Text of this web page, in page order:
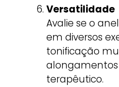
Versatilidade
Avalie se o
em diversos
tonificação
alongamentos
terapêutico.